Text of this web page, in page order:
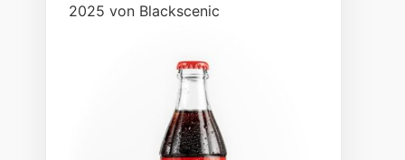
2025 von Blackscenic